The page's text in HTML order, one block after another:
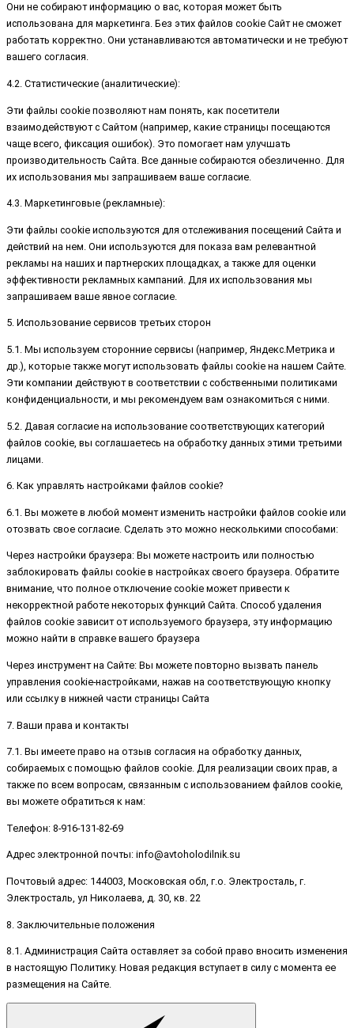
Они не собирают информацию о вас, которая может быть
использована для маркетинга. Без этих файлов cookie Сайт не сможет
работать корректно. Они устанавливаются автоматически и не требуют
вашего согласия.
4.2. Статистические (аналитические):
Эти файлы cookie позволяют нам понять, как посетители
взаимодействуют с Сайтом (например, какие страницы посещаются
чаще всего, фиксация ошибок). Это помогает нам улучшать
производительность Сайта. Все данные собираются обезличенно. Для
их использования мы запрашиваем ваше согласие.
4.3. Маркетинговые (рекламные):
Эти файлы cookie используются для отслеживания посещений Сайта и
действий на нем. Они используются для показа вам релевантной
рекламы на наших и партнерских площадках, а также для оценки
эффективности рекламных кампаний. Для их использования мы
запрашиваем ваше явное согласие.
5. Использование сервисов третьих сторон
5.1. Мы используем сторонние сервисы (например, Яндекс.Метрика и
др.), которые также могут использовать файлы cookie на нашем Сайте.
Эти компании действуют в соответствии с собственными политиками
конфиденциальности, и мы рекомендуем вам ознакомиться с ними.
5.2. Давая согласие на использование соответствующих категорий
файлов cookie, вы соглашаетесь на обработку данных этими третьими
лицами.
6. Как управлять настройками файлов cookie?
6.1. Вы можете в любой момент изменить настройки файлов cookie или
отозвать свое согласие. Сделать это можно несколькими способами:
Через настройки браузера: Вы можете настроить или полностью
заблокировать файлы cookie в настройках своего браузера. Обратите
внимание, что полное отключение cookie может привести к
некорректной работе некоторых функций Сайта. Способ удаления
файлов cookie зависит от используемого браузера, эту информацию
можно найти в справке вашего браузера
Через инструмент на Сайте: Вы можете повторно вызвать панель
управления cookie-настройками, нажав на соответствующую кнопку
или ссылку в нижней части страницы Сайта
7. Ваши права и контакты
7.1. Вы имеете право на отзыв согласия на обработку данных,
собираемых с помощью файлов cookie. Для реализации своих прав, а
также по всем вопросам, связанным с использованием файлов cookie,
вы можете обратиться к нам:
Телефон: 8-916-131-82-69
Адрес электронной почты: info@avtoholodilnik.su
Почтовый адрес: 144003, Московская обл, г.о. Электросталь, г.
Электросталь, ул Николаева, д. 30, кв. 22
8. Заключительные положения
8.1. Администрация Сайта оставляет за собой право вносить изменения
в настоящую Политику. Новая редакция вступает в силу с момента ее
размещения на Сайте.